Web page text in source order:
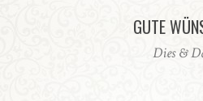
GUTE
Dies &